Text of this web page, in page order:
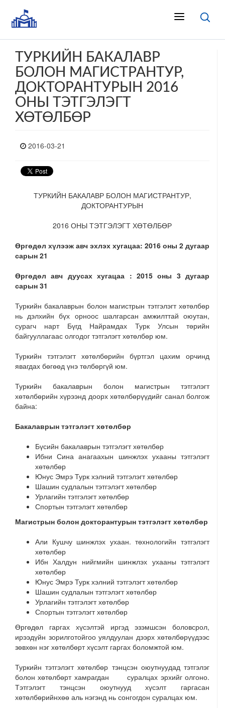
ТУРКИЙН БАКАЛАВР
БОЛОН МАГИСТРАНТУР,
ДОКТОРАНТУРЫН 2016
ОНЫ ТЭТГЭЛЭГТ
ХӨТӨЛБӨР
2016-03-21
ТУРКИЙН БАКАЛАВР БОЛОН МАГИСТРАНТУР,
ДОКТОРАНТУРЫН
2016 ОНЫ ТЭТГЭЛЭГТ ХӨТӨЛБӨР
Өргөдөл хүлээж авч эхлэх хугацаа: 2016 оны 2 дугаар
сарын 21
Өргөдөл авч дуусах хугацаа : 2015 оны 3 дугаар
сарын 31
Туркийн бакалаврын болон магистрын тэтгэлэгт хөтөлбөр
нь дэлхийн бүх орноос шалгарсан амжилттай оюутан,
сурагч нарт Бүгд Найрамдах Турк Улсын төрийн
байгууллагаас олгодог тэтгэлэгт хөтөлбөр юм.
Туркийн тэтгэлэгт хөтөлбөрийн бүртгэл цахим орчинд
явагдах бөгөөд үнэ төлбөргүй юм.
Туркийн бакалаврын болон магистрын тэтгэлэгт
хөтөлбөрийн хүрээнд доорх хөтөлбөрүүдийг санал болгож
байна:
Бакалаврын тэтгэлэгт хөтөлбөр
Бүсийн бакалаврын тэтгэлэгт хөтөлбөр
Ибни Сина анагаахын шинжлэх ухааны тэтгэлэгт
хөтөлбөр
Юнус Эмрэ Турк хэлний тэтгэлэгт хөтөлбөр
Шашин судлалын тэтгэлэгт хөтөлбөр
Урлагийн тэтгэлэгт хөтөлбөр
Спортын тэтгэлэгт хөтөлбөр
Магистрын болон докторантурын тэтгэлэгт хөтөлбөр
Али Кушчу шинжлэх ухаан. төхнологийн тэтгэлэгт
хөтөлбөр
Ибн Халдун нийгмийн шинжлэх ухааны тэтгэлэгт
хөтөлбөр
Юнус Эмрэ Турк хэлний тэтгэлэгт хөтөлбөр
Шашин судлалын тэтгэлэгт хөтөлбөр
Урлагийн тэтгэлэгт хөтөлбөр
Спортын тэтгэлэгт хөтөлбөр
Өргөдөл гаргах хүсэлтэй иргэд эзэмшсэн боловсрол,
ирээдүйн зорилготойгоо уялдуулан дээрх хөтөлбөрүүдээс
зөвхөн нэг хөтөлбөрт хүсэлт гаргах боломжтой юм.
Туркийн тэтгэлэгт хөтөлбөр тэнцсэн оюутнуудад тэтгэлэг
болон хөтөлбөрт хамрагдан суралцах эрхийг олгоно.
Тэтгэлэгт тэнцсэн оюутнууд хүсэлт гаргасан
хөтөлбөрийнхөө аль нэгэнд нь сонгогдон суралцах юм.